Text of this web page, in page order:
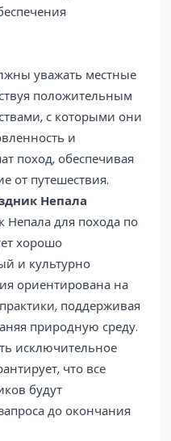
уважать местные
положительным
с которыми они
и
поход, обеспечивая
от путешествия.
Непала
Непала для похода по
хорошо
и культурно
ориентирована на
поддерживая
природную среду.
исключительное
что все
будут
до окончания